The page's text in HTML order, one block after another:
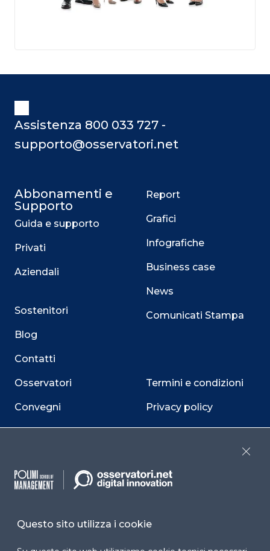
Assistenza 800 033 727 -
supporto@osservatori.net
Abbonamenti e
Supporto
Guida e supporto
Privati
Aziendali
Sostenitori
Blog
Contatti
Osservatori
Convegni
Webinar
Report
Grafici
Infografiche
Business case
News
Comunicati Stampa
Termini e condizioni
Privacy policy
Cookie policy
Dichiarazione di
Cookie Center
Questo sito utilizza i cookie